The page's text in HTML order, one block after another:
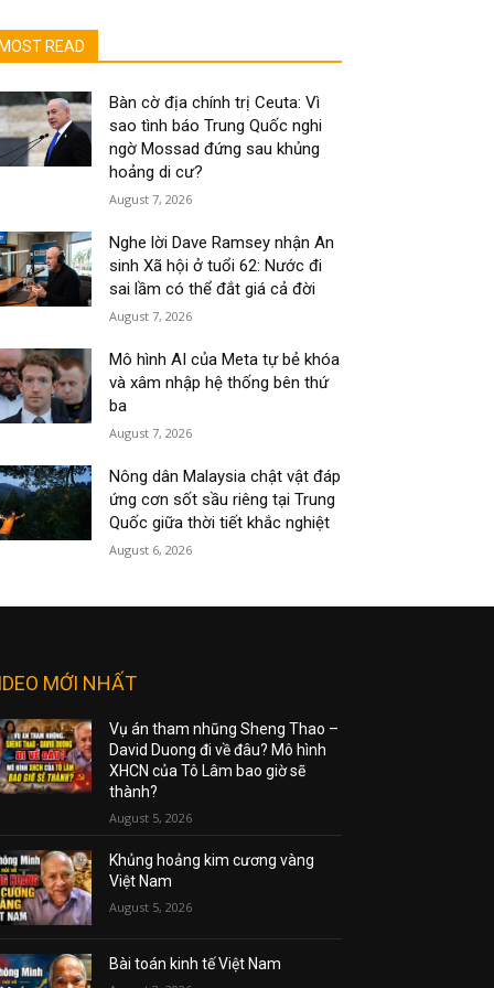
MOST READ
Bàn cờ địa chính trị Ceuta: Vì
sao tình báo Trung Quốc nghi
ngờ Mossad đứng sau khủng
hoảng di cư?
August 7, 2026
Nghe lời Dave Ramsey nhận An
sinh Xã hội ở tuổi 62: Nước đi
sai lầm có thể đắt giá cả đời
August 7, 2026
Mô hình AI của Meta tự bẻ khóa
và xâm nhập hệ thống bên thứ
ba
August 7, 2026
Nông dân Malaysia chật vật đáp
ứng cơn sốt sầu riêng tại Trung
Quốc giữa thời tiết khắc nghiệt
August 6, 2026
MỚI NHẤT
Vụ án tham nhũng Sheng Thao –
David Duong đi về đâu? Mô hình
XHCN của Tô Lâm bao giờ sẽ
thành?
August 5, 2026
Khủng hoảng kim cương vàng
Việt Nam
August 5, 2026
Bài toán kinh tế Việt Nam